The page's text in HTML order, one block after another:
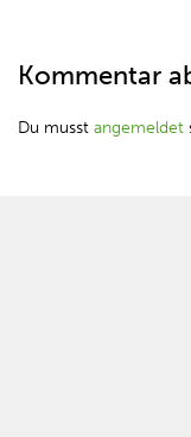
Kommentar
Du musstangemeldet